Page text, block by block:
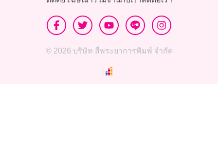
© 2026 บริษัท สี่พระยาการพิมพ์ จำกัด